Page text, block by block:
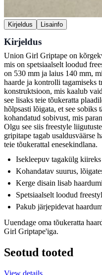
Kirjeldus Lisainfo
Kirjeldus
Union Girl Griptape on
mis on spetsiaalselt loodud
on 530 mm ja laius 140 mm,
haarde ja kontrolli tagamiseks
konstruktsioon, mis kaalub
see lisaks teie tõukeratta
hõlpsasti lõigata, et see sobiks
kohandatud sobivust, mis
Olgu see siis freestyle
gripitape tagab usaldusväärse
teie tõukerattal enesekindlana.
Isekleepuv tagakülg
Kohandatav suurus,
Kerge disain lisab
Spetsiaalselt loodud
Pakub järjepidevat
Uuendage oma tõukeratta
Girl Griptape'iga.
Seotud tooted
View details